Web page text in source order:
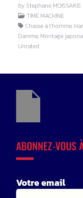
by Stephane MOISSAKIS
TIME MACHINE
Chasse à l'homme,
Damme, Montage
Unrated
ABONNEZ-VOUS
Votre email